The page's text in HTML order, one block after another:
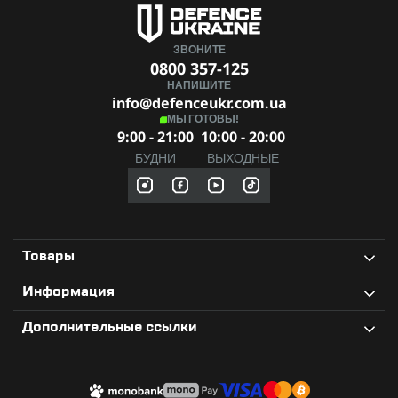
ЗВОНИТЕ
0800 357-125
НАПИШИТЕ
info@defenceukr.com.ua
МЫ ГОТОВЫ!
9:00 - 21:00
БУДНИ
10:00 - 20:00
ВЫХОДНЫЕ
Товары
Информация
Дополнительные ссылки